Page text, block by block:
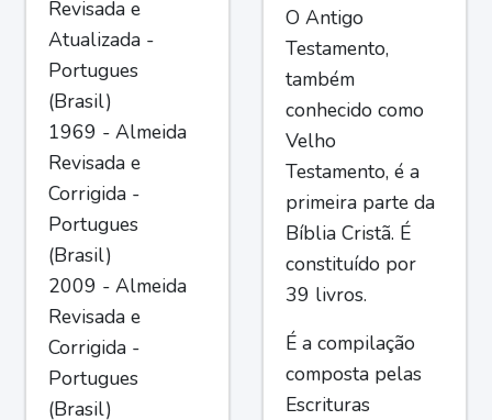
Revisada e
Atualizada -
Portugues
(Brasil)
1969 - Almeida
Revisada e
Corrigida -
Portugues
(Brasil)
2009 - Almeida
Revisada e
Corrigida -
Portugues
(Brasil)
O Antigo
Testamento,
também
conhecido como
Velho
Testamento, é a
primeira parte da
Bíblia Cristã. É
constituído por
39 livros.
É a compilação
composta pelas
Escrituras